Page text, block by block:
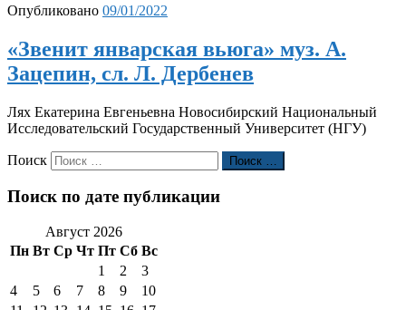
Опубликовано 09/01/2022
«Звенит январская вьюга» муз. А.
Зацепин, сл. Л. Дербенев
Лях Екатерина Евгеньевна Новосибирский Национальный
Исследовательский Государственный Университет (НГУ)
Поиск Поиск …
Поиск по дате публикации
Август 2026
Пн Вт Ср Чт Пт Сб Вс
1
2
3
4
5 6 7 8 9
10